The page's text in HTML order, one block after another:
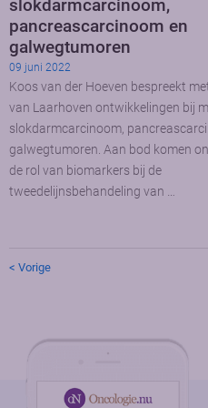
slokdarmcarcinoom,
pancreascarcinoom en
galwegtumoren
09 juni 2022
Koos van der Hoeven bespreekt
van Laarhoven ontwikkelingen bij
slokdarmcarcinoom,
galwegtumoren. Aan bod komen
de rol van biomarkers bij de
tweedelijnsbehandeling van …
< Vorige